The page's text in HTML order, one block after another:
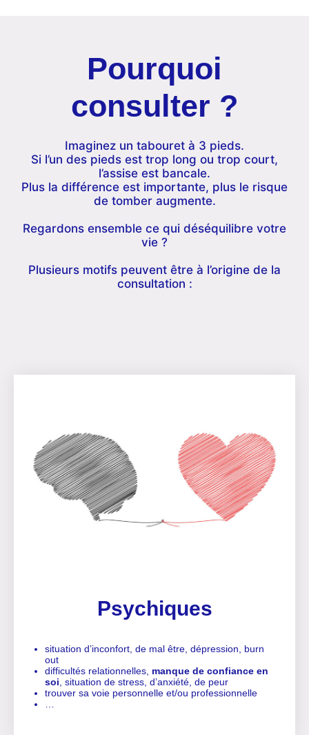
Pourquoi
consulter ?
Imaginez un tabouret à 3 pieds.
Si l’un des pieds est trop long ou trop court,
l’assise est bancale.
Plus la différence est importante, plus le risque
de tomber augmente.
Regardons ensemble ce qui déséquilibre votre
vie ?
Plusieurs motifs peuvent être à l’origine de la
consultation :
Psychiques
situation d’inconfort, de mal être, dépression, burn
out
difficultés relationnelles, manque de confiance en
soi , situation de stress, d’anxiété, de peur
trouver sa voie personnelle et/ou professionnelle